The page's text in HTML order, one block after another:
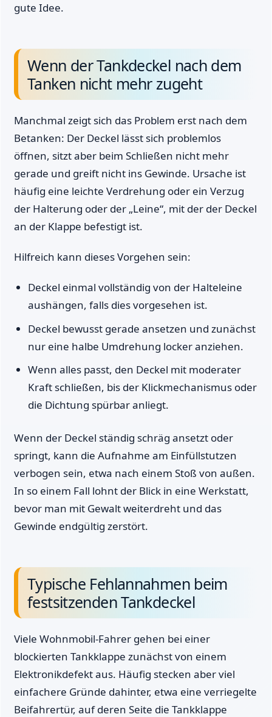
gute Idee.
Wenn der Tankdeckel nach dem
Tanken nicht mehr zugeht
Manchmal zeigt sich das Problem erst nach dem
Betanken: Der Deckel lässt sich problemlos
öffnen, sitzt aber beim Schließen nicht mehr
gerade und greift nicht ins Gewinde. Ursache ist
häufig eine leichte Verdrehung oder ein Verzug
der Halterung oder der „Leine“, mit der der Deckel
an der Klappe befestigt ist.
Hilfreich kann dieses Vorgehen sein:
Deckel einmal vollständig von der Halteleine
aushängen, falls dies vorgesehen ist.
Deckel bewusst gerade ansetzen und zunächst
nur eine halbe Umdrehung locker anziehen.
Wenn alles passt, den Deckel mit moderater
Kraft schließen, bis der Klickmechanismus oder
die Dichtung spürbar anliegt.
Wenn der Deckel ständig schräg ansetzt oder
springt, kann die Aufnahme am Einfüllstutzen
verbogen sein, etwa nach einem Stoß von außen.
In so einem Fall lohnt der Blick in eine Werkstatt,
bevor man mit Gewalt weiterdreht und das
Gewinde endgültig zerstört.
Typische Fehlannahmen beim
festsitzenden Tankdeckel
Viele Wohnmobil-Fahrer gehen bei einer
blockierten Tankklappe zunächst von einem
Elektronikdefekt aus. Häufig stecken aber viel
einfachere Gründe dahinter, etwa eine verriegelte
Beifahrertür, auf deren Seite die Tankklappe